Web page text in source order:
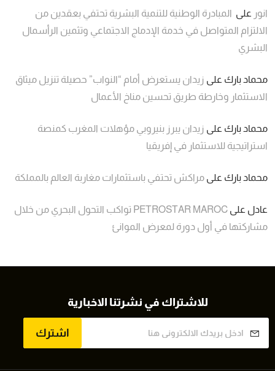
انور على المبادرة الوطنية للتنمية البشرية تحتفي بعقدين من
الالتزام المتواصل في خدمة الإدماج الاجتماعي وتثمين الرأسمال
البشري
محماد بارك على زيدان يستعرض أمام “النواب” حصيلة تنزيل ميثاق
الاستثمار وخارطة طريق تحسين مناخ الأعمال
محماد بارك على زيدان يبرز بنيروبي مؤهلات المغرب كمنصة
استراتيجية للاستثمار في إفريقيا
محماد بارك على مراكش تحتفي باستثمارات مغاربة العالم بالمملكة
عادل على
PETROSTAR MAROC تواكب التحول البحري من خلال
مشاركتها في أول دورة لمعرض الموانئ
للاشتراك في نشرتنا الاخبارية
اشترك